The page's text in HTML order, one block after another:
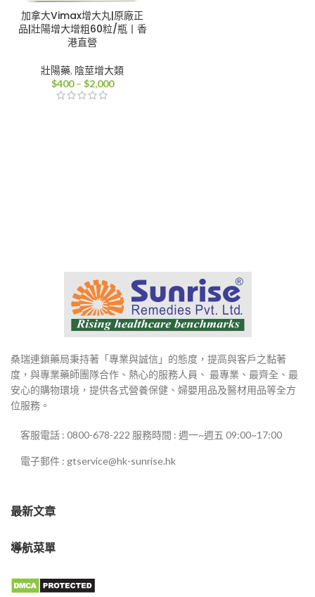
加拿大Vimax增大丸|原廠正
品|壯陽增大增粗60粒/瓶丨香
港直營
壯陽藥, 陰莖增大類
$400 – $2,000價
桑瑞連鎖藥局秉持著「專業與誠信」的態度，提高與客戶之黏著
度，與專業藥師團隊合作、熱心的服務人員、 最專業、最齊全、最
安心的購物環境，提供各式營養保健、婦嬰用品及醫材用品等全方
位服務。
客服電話 : 0800-678-222 服務時間 : 週一~週五 09:00~17:00
電子郵件 : gtservice@hk-sunrise.hk
最新文章
導航菜單